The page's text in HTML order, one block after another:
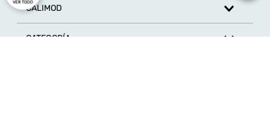
CALIMOD
CATEGORÍA